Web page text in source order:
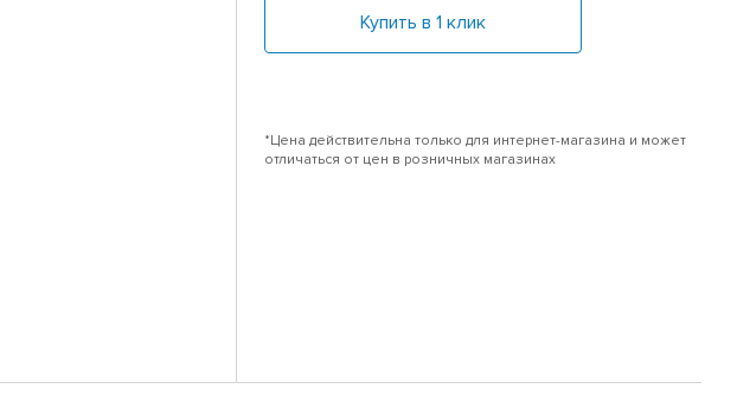
Купить в 1 клик
*Цена действительна только для интернет-магазина и может
отличаться от цен в розничных магазинах